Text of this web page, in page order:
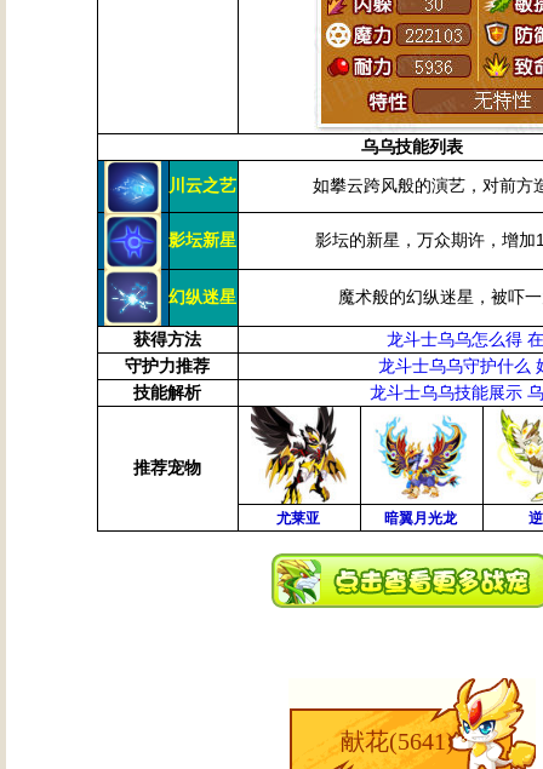
乌乌技能列表
川云之艺
如攀云跨风般的演艺，对前方
影坛新星 影坛的新星，万众期许，增加
幻纵迷星 魔术般的幻纵迷星，被吓
获得方法
龙斗士乌乌怎么得
守护力推荐
龙斗士乌乌守护什么
技能解析
龙斗士乌乌技能展示
推荐宠物
尤莱亚 暗翼月光龙
献花(5641)